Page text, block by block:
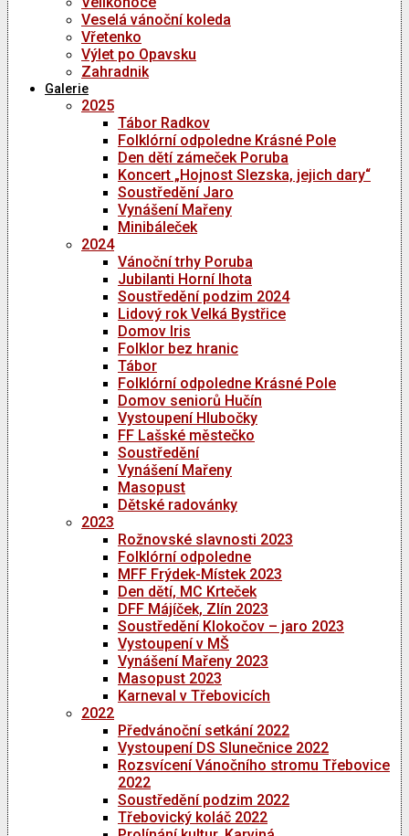
Veselá vánoční koleda
Vřetenko
Výlet po Opavsku
Zahradnik
Galerie
2025
Tábor Radkov
Folklórní odpoledne Krásné Pole
Den dětí zámeček Poruba
Koncert „Hojnost Slezska, jejich dary“
Soustředění Jaro
Vynášení Mařeny
Minibáleček
2024
Vánoční trhy Poruba
Jubilanti Horní lhota
Soustředění podzim 2024
Lidový rok Velká Bystřice
Domov Iris
Folklor bez hranic
Tábor
Folklórní odpoledne Krásné Pole
Domov seniorů Hučín
Vystoupení Hlubočky
FF Lašské městečko
Soustředění
Vynášení Mařeny
Masopust
Dětské radovánky
2023
Rožnovské slavnosti 2023
Folklórní odpoledne
MFF Frýdek-Místek 2023
Den dětí, MC Krteček
DFF Májíček, Zlín 2023
Soustředění Klokočov – jaro 2023
Vystoupení v MŠ
Vynášení Mařeny 2023
Masopust 2023
Karneval v Třebovicích
2022
Předvánoční setkání 2022
Vystoupení DS Slunečnice 2022
Rozsvícení Vánočního stromu Třebovice
2022
Soustředění podzim 2022
Třebovický koláč 2022